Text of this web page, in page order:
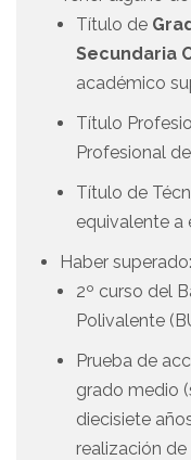
Título de
Secundaria
académico
Título
Profesional
Título de
equivalente a
Haber superado:
2º curso del
Polivalente
Prueba de
grado medio
diecisiete
realización de